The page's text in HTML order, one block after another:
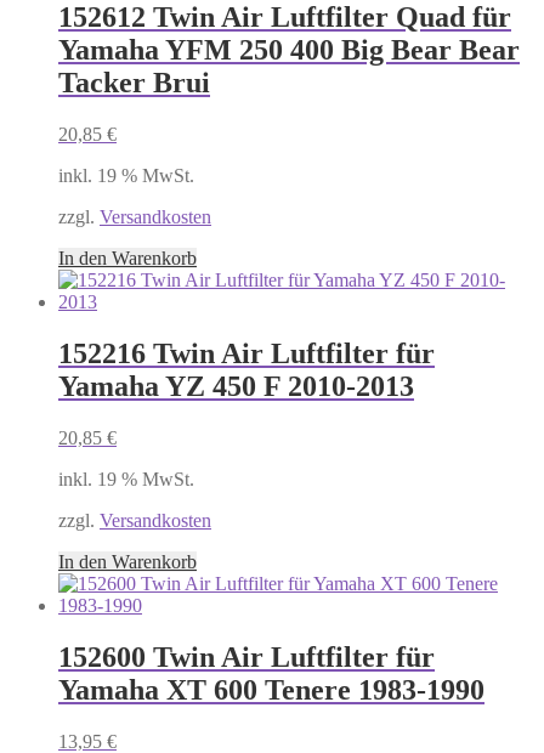
152612 Twin Air Luftfilter Quad für
Yamaha YFM 250 400 Big Bear Bear
Tacker Brui
20,85 €
inkl. 19 % MwSt.
zzgl. Versandkosten
In den Warenkorb
152216 Twin Air Luftfilter für
Yamaha YZ 450 F 2010-2013
20,85 €
inkl. 19 % MwSt.
zzgl. Versandkosten
In den Warenkorb
152600 Twin Air Luftfilter für
Yamaha XT 600 Tenere 1983-1990
13,95 €